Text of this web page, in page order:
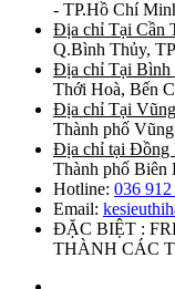
- TP.Hồ Chí
Địa chỉ Tại Cần
Q.Bình Thủy,
Địa chỉ Tại Bình
Thới Hoà, Bến
Địa chỉ Tại
Thành phố
Địa chỉ tại Đồng
Thành phố Biên
Hotline: 036
Email:
ĐẶC BIỆT :
THÀNH CÁC